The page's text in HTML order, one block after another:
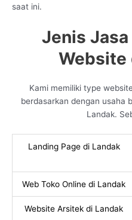
saat ini.
Jenis
Website
Kami memiliki type
berdasarkan dengan usaha
Landak.
Landing Page di Landak
Web Toko Online di Landak
Website Arsitek di Landak